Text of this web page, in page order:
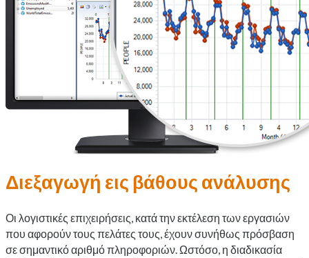
Διεξαγωγή εις βάθους ανάλυσης
Οι λογιστικές επιχειρήσεις, κατά την εκτέλεση των εργασιών
που αφορούν τους πελάτες τους, έχουν συνήθως πρόσβαση
σε σημαντικό αριθμό πληροφοριών. Ωστόσο, η διαδικασία